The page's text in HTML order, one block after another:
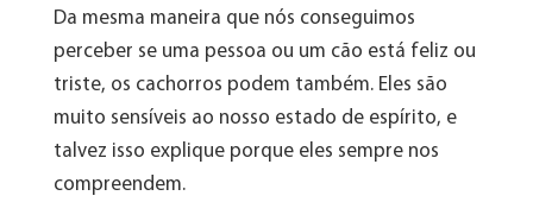
Da mesma maneira que nós conseguimos
perceber se uma pessoa ou um cão está feliz ou
triste, os cachorros podem também. Eles são
muito sensíveis ao nosso estado de espírito, e
talvez isso explique porque eles sempre nos
compreendem.